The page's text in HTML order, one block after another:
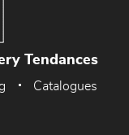
Tendances
Catalogues